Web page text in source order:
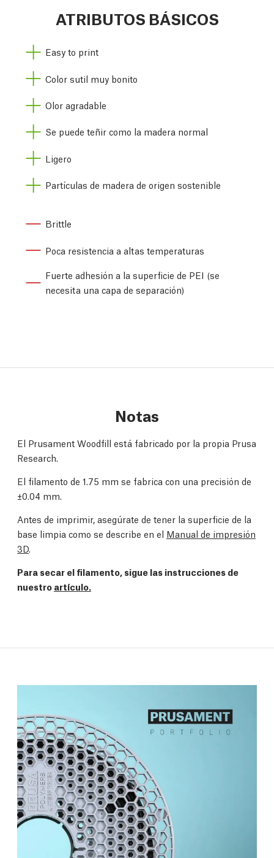
ATRIBUTOS BÁSICOS
Easy to print
Color sutil muy bonito
Olor agradable
Se puede teñir como la madera normal
Ligero
Partículas de madera de origen sostenible
Brittle
Poca resistencia a altas temperaturas
Fuerte adhesión a la superficie de PEI (se
necesita una capa de separación)
Notas
El Prusament Woodfill está fabricado por la propia Prusa
Research.
El filamento de 1.75 mm se fabrica con una precisión de
±0.04 mm.
Antes de imprimir, asegúrate de tener la superficie de la
base limpia como se describe en el Manual de impresión
3D.
Para secar el filamento, sigue las instrucciones de
nuestro artículo.